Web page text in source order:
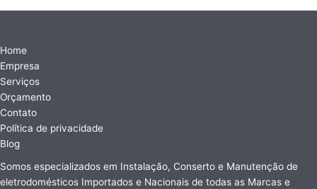
Home
Empresa
Serviços
Orçamento
Contato
Política de privacidade
Blog
Somos especializados em Instalação, Conserto e Manutenção de
eletrodomésticos Importados e Nacionais de todas as Marcas e